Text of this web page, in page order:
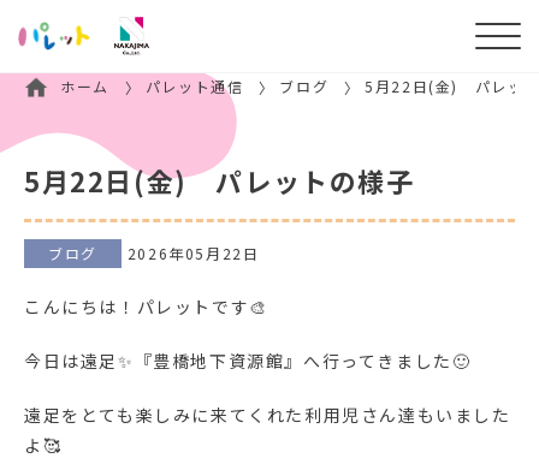
ホーム パレット通信 ブログ 5月22日(金) パレッ
5月22日(金) パレットの様子
ブログ 2026年05月22日
こんにちは！パレットです🎨
今日は遠足✨『豊橋地下資源館』へ行ってきました🙂
遠足をとても楽しみに来てくれた利用児さん達もいました
よ🥰